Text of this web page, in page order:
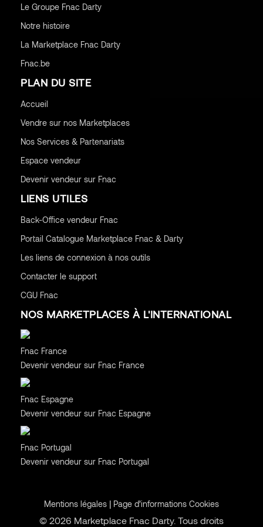
Le Groupe Fnac Darty
Notre histoire
La Marketplace Fnac Darty
Fnac.be
PLAN DU SITE
Accueil
Vendre sur nos Marketplaces
Nos Services & Partenariats
Espace vendeur
Devenir vendeur sur Fnac
LIENS UTILES
Back-Office vendeur Fnac
Portail Catalogue Marketplace Fnac & Darty
Les liens de connexion à nos outils
Contacter le support
CGUFnac
NOS MARKETPLACES À L'INTERNATIONAL
Fnac France
Devenir vendeur sur Fnac France
Fnac Espagne
Devenir vendeur sur Fnac Espagne
Fnac Portugal
Devenir vendeur sur Fnac Portugal
Mentions légales | Page d’informations Cookies
© 2026 Marketplace Fnac Darty. Tous droits